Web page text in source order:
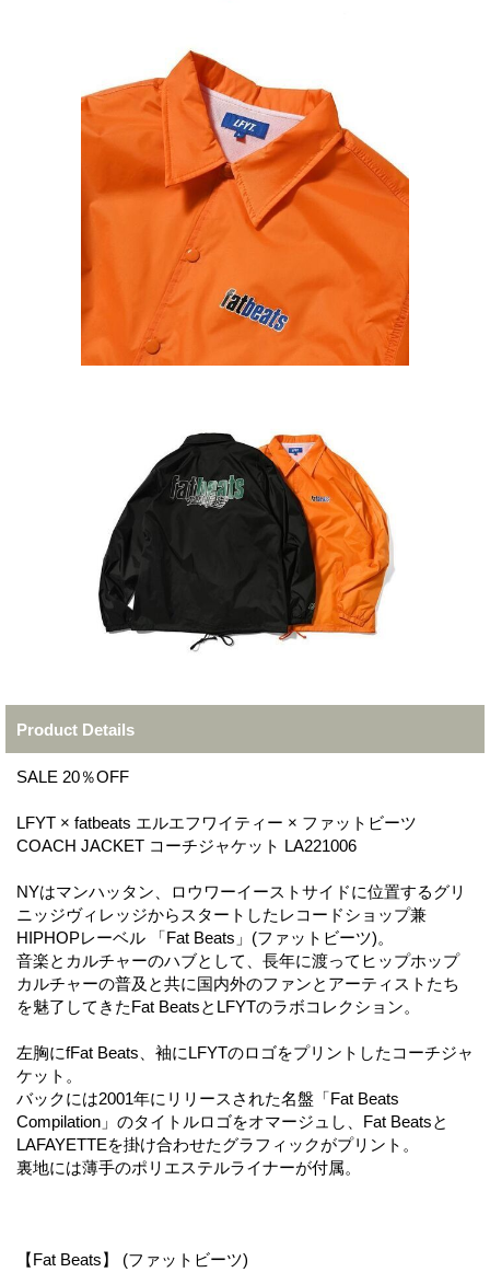
Product Details
SALE 20％OFF
LFYT × fatbeats エルエフワイティー × ファットビーツ
COACH JACKET コーチジャケット LA221006
NYはマンハッタン、ロウワーイーストサイドに位置するグリ
ニッジヴィレッジからスタートしたレコードショップ兼
HIPHOPレーベル 「Fat Beats」(ファットビーツ)。
音楽とカルチャーのハブとして、長年に渡ってヒップホップ
カルチャーの普及と共に国内外のファンとアーティストたち
を魅了してきたFat BeatsとLFYTのラボコレクション。
左胸にfFat Beats、袖にLFYTのロゴをプリントしたコーチジャ
ケット。
バックには2001年にリリースされた名盤「Fat Beats
Compilation」のタイトルロゴをオマージュし、Fat Beatsと
LAFAYETTEを掛け合わせたグラフィックがプリント。
裏地には薄手のポリエステルライナーが付属。
【Fat Beats】 (ファットビーツ)